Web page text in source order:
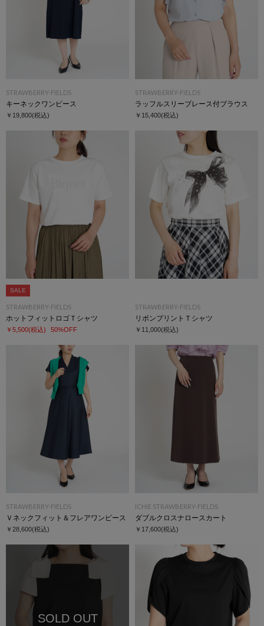
STRAWBERRY-FIELDS
キーネックワンピース
￥19,800(税込)
STRAWBERRY-FIELDS
ラッフルスリーブレース付ブラウス
￥15,400(税込)
SALE
STRAWBERRY-FIELDS
ホットフィットロゴＴシャツ
￥5,500(税込) 50%OFF
STRAWBERRY-FIELDS
リボンプリントＴシャツ
￥11,000(税込)
STRAWBERRY-FIELDS
Ｖネックフィット＆フレアワンピース
￥28,600(税込)
ICHIE STRAWBERRY-FIELDS
ダブルクロスナロースカート
￥17,600(税込)
SOLD OUT